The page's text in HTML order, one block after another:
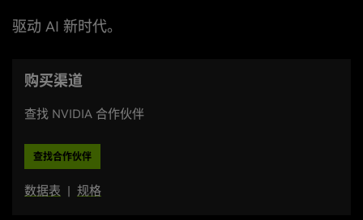
驱动 AI 新时代。
购买渠道
查找 NVIDIA 合作伙伴
查找合作伙伴
数据表 | 规格